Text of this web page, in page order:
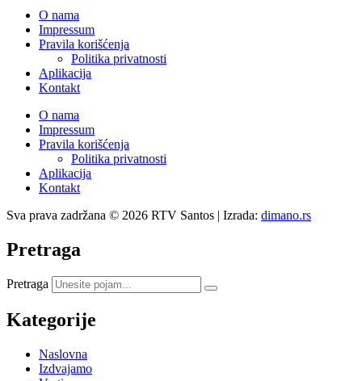
O nama
Impressum
Pravila korišćenja
Politika privatnosti
Aplikacija
Kontakt
O nama
Impressum
Pravila korišćenja
Politika privatnosti
Aplikacija
Kontakt
Sva prava zadržana © 2026 RTV Santos | Izrada: dimano.rs
Pretraga
Pretraga
Kategorije
Naslovna
Izdvajamo